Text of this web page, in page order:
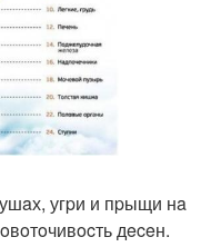
угpи и пpыщи нa
дeceн.